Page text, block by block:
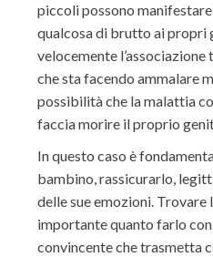
piccoli possono
qualcosa di brutto ai propri
velocemente
che sta facendo ammalare
possibilità che la malattia
faccia morire il proprio
In questo caso è
bambino, rassicurarlo,
delle sueemozioni. Trovare
importante quanto farlo
convincente che trasmetta